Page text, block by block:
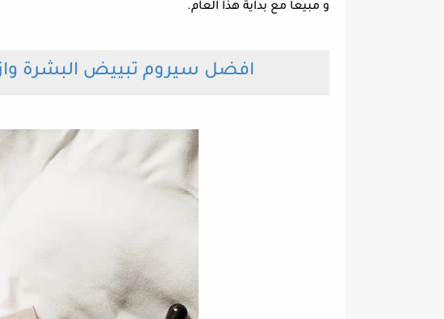
و مبيعا مع بداية هذا العام.
افضل سيروم تبييض البشرة